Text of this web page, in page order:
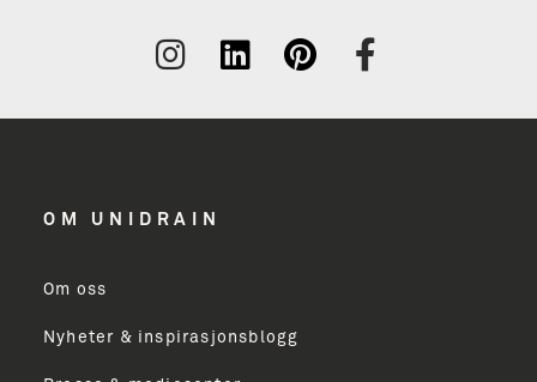
OM UNIDRAIN
Om oss
Nyheter & inspirasjonsblogg